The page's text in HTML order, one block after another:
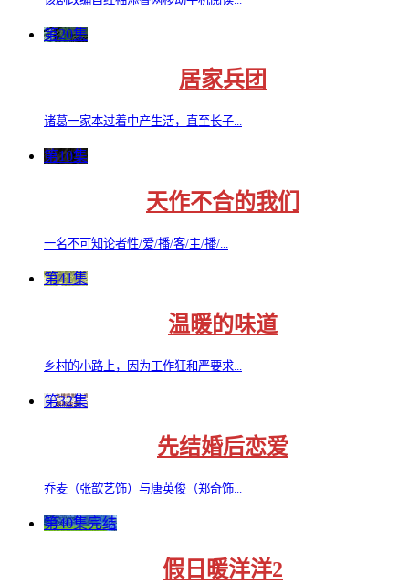
第20集
居家兵团
诸葛一家本过着中产生活，直至长子...
第10集
天作不合的我们
一名不可知论者性/爱/播/客/主/播/...
第41集
温暖的味道
乡村的小路上，因为工作狂和严要求...
第32集
先结婚后恋爱
乔麦（张歆艺饰）与唐英俊（郑奇饰...
第40集完结
假日暖洋洋2